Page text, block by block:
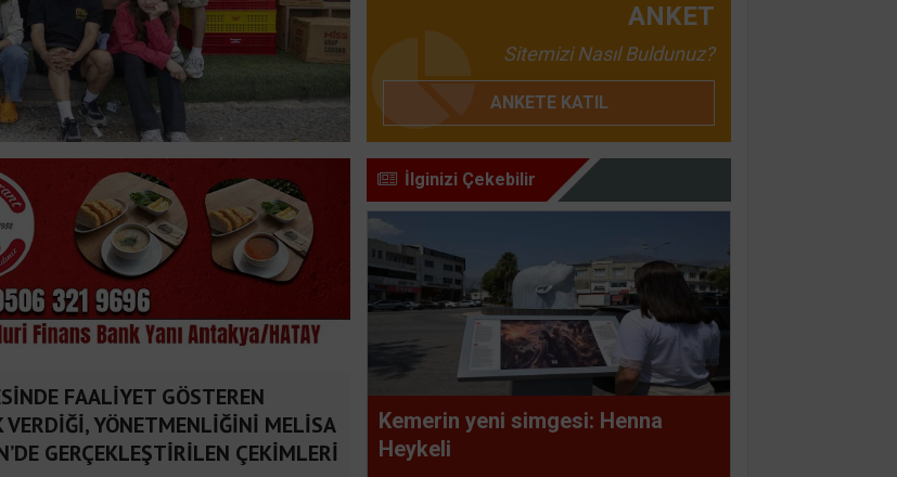
FAALİYET GÖSTEREN
YÖNETMENLİĞİNİ MELİSA
GERÇEKLEŞTİRİLEN ÇEKİMLERİ
ANKET
Sitemizi Nasıl Buldunuz?
ANKETE KATIL
İlginizi Çekebilir
Kemerin yeni simgesi: Henna
Heykeli